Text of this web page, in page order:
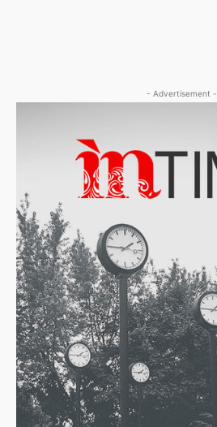
- Advertisement -